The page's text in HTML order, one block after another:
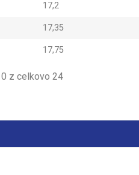
17,2
17,35
17,75
z celkovo 24